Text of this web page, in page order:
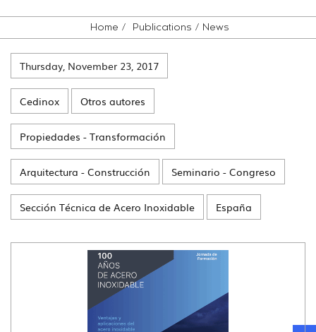
Home Publications News
Thursday, November 23, 2017
Cedinox Otros autores
Propiedades - Transformación
Arquitectura - Construcción Seminario - Congreso
Sección Técnica de Acero Inoxidable España